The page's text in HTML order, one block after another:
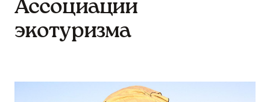
Ассоциации
экотуризма